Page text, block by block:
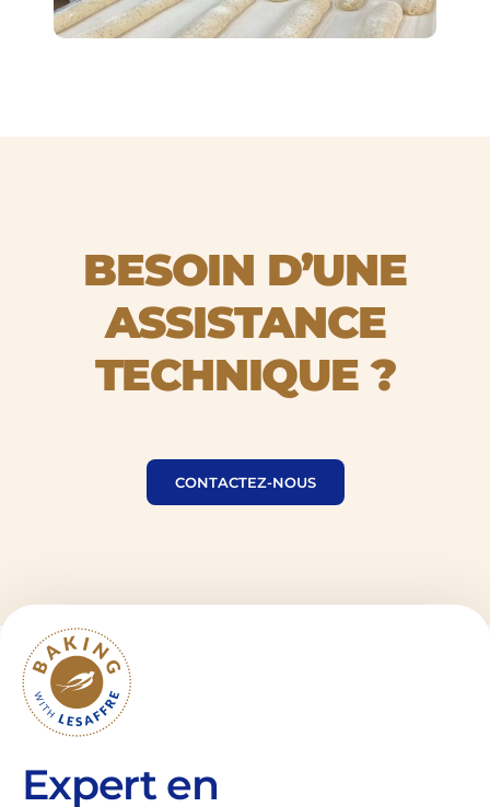
BESOIN D’UNE
ASSISTANCE
TECHNIQUE ?
CONTACTEZ-NOUS
Expert en